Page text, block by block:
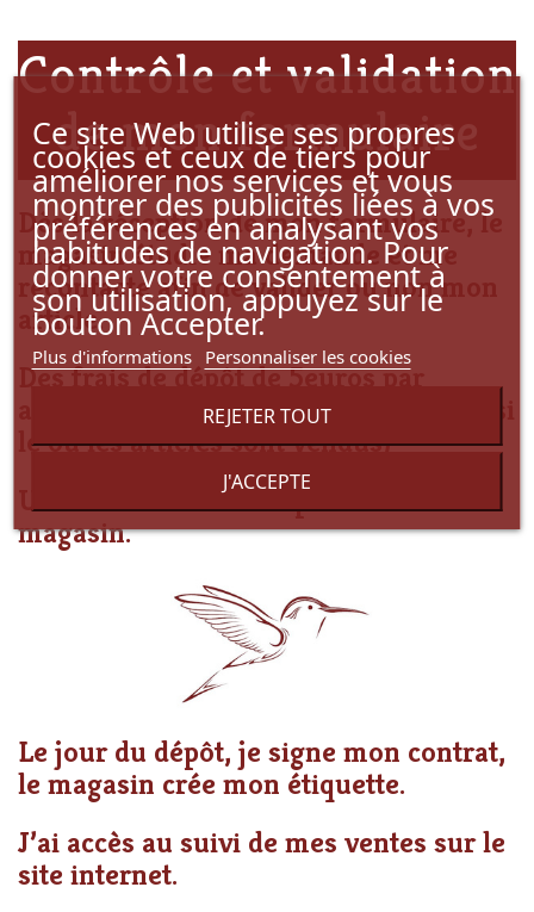
Ce site Web utilise ses propres
cookies et ceux de tiers pour
améliorer nos services et vous
montrer des publicités liées à vos
préférences en analysant vos
habitudes de navigation. Pour
donner votre consentement à
son utilisation, appuyez sur le
bouton Accepter.
Plus d'informations Personnaliser les cookies
REJETER TOUT
J'ACCEPTE
Contrôle et validation
de mon formulaire
Dès la réception de mon formulaire, le
magasin étudie ma demande et me
recontacte afin de valider ou non mon
article.
Des frais de dépôt de 5euros par
articles seront à prévoir (remboursés si
le ou les articles sont vendus)
Un rendez-vous de dépôt sera fixé au
magasin.
Le jour du dépôt, je signe mon contrat,
le magasin crée mon étiquette.
J’ai accès au suivi de mes ventes sur le
site internet.